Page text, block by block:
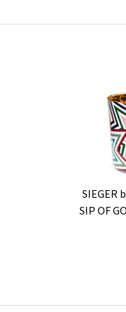
SIEGER
SIP OF